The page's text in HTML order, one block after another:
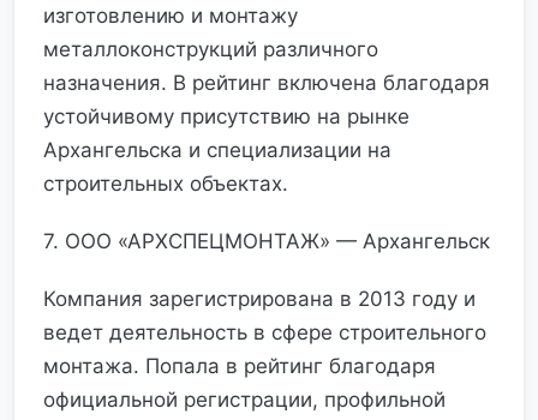
изготовлению и монтажу
металлоконструкций различного
назначения. В рейтинг включена благодаря
устойчивому присутствию на рынке
Архангельска и специализации на
строительных объектах.
7. ООО «АРХСПЕЦМОНТАЖ» — Архангельск
Компания зарегистрирована в 2013 году и
ведет деятельность в сфере строительного
монтажа. Попала в рейтинг благодаря
официальной регистрации, профильной